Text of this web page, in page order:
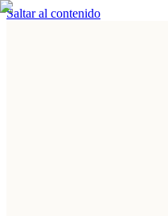
Saltar al contenido